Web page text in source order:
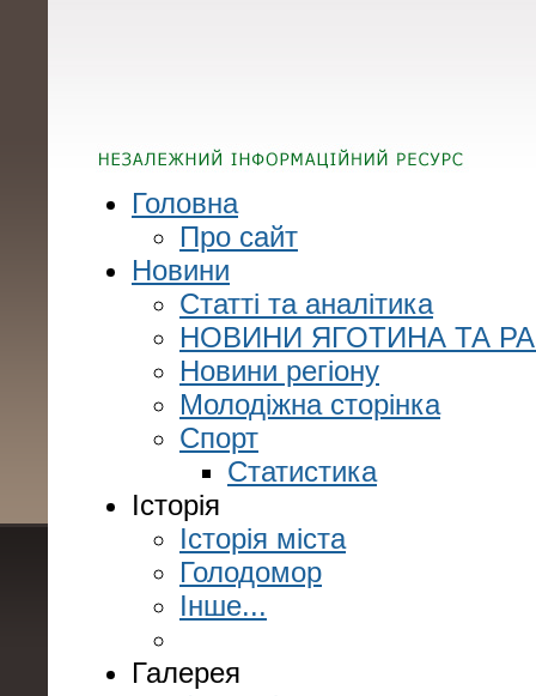
Головна
Про сайт
Новини
Статті та аналітика
НОВИНИ ЯГОТИНА ТА
Новини регіону
Молодіжна сторінка
Спорт
Статистика
Історія
Історія міста
Голодомор
Інше...
Галерея